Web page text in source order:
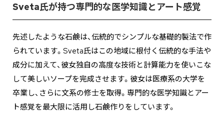
Sveta氏が持つ専門的な医学知識とアート感覚
先述したような石鹸は、伝統的でシンプルな基礎的製法で作
られています。Sveta氏はこの地域に根付く伝統的な手法や
成分に加えて、彼女独自の高度な技術と計算能力を使いこな
して美しいソープを完成させます。彼女は医療系の大学を
卒業し、さらに文系の修士を取得。専門的な医学知識とアー
ト感覚を最大限に活用し石鹸作りをしています。